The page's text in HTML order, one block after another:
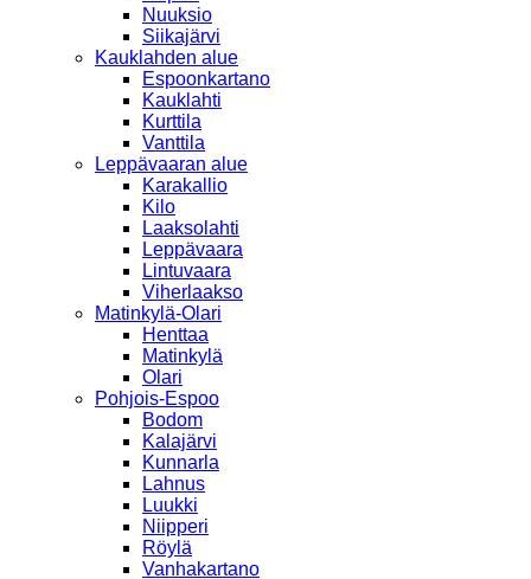
Nuuksio
Siikajärvi
Kauklahden alue
Espoonkartano
Kauklahti
Kurttila
Vanttila
Leppävaaran alue
Karakallio
Kilo
Laaksolahti
Leppävaara
Lintuvaara
Viherlaakso
Matinkylä-Olari
Henttaa
Matinkylä
Olari
Pohjois-Espoo
Bodom
Kalajärvi
Kunnarla
Lahnus
Luukki
Niipperi
Röylä
Vanhakartano